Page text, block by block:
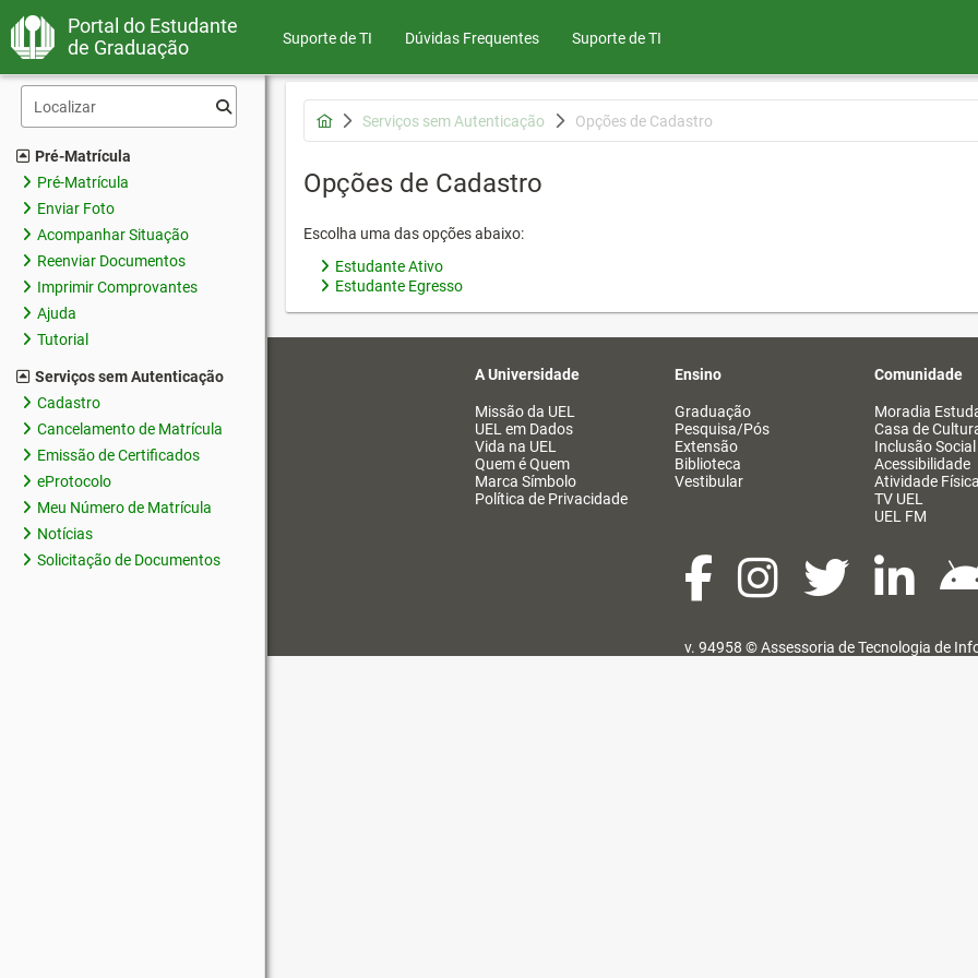
Portal do Estudante
de Graduação
Suporte de TI Dúvidas Frequentes Suporte de TI
Pré-Matrícula
Pré-Matrícula
Enviar Foto
Acompanhar Situação
Reenviar Documentos
Imprimir Comprovantes
Ajuda
Tutorial
Serviços sem Autenticação
Cadastro
Cancelamento de Matrícula
Emissão de Certificados
eProtocolo
Meu Número de Matrícula
Notícias
Solicitação de Documentos
Serviços sem Autenticação Opções de Cadastro
Opções de Cadastro
Escolha uma das opções abaixo:
Estudante Ativo
Estudante Egresso
A Universidade
Missão da UEL
UEL em Dados
Vida na UEL
Quem é Quem
Marca Símbolo
Política de Privacidade
Ensino
Graduação
Pesquisa/Pós
Extensão
Biblioteca
Vestibular
Comunidade
Moradia
Casa de
Inclusão Social
Acessibilidade
Atividade Física
TV UEL
UEL FM
v. 94958 ©Assessoria de Tecnologia de